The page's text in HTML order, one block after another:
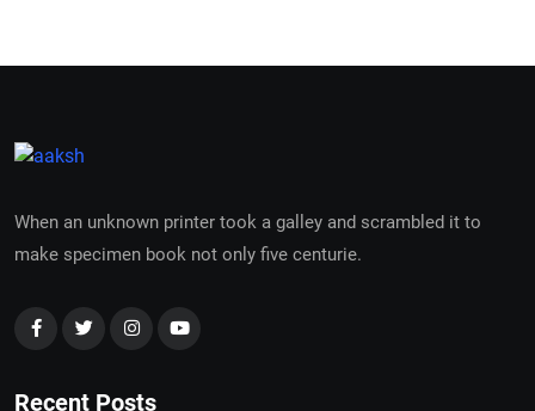
When an unknown printer took a galley and scrambled it to
make specimen book not only five centurie.
Recent Posts